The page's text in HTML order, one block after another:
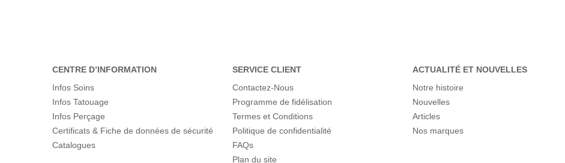
CENTRE D’INFORMATION
Infos Soins
Infos Tatouage
Infos Perçage
Certificats & Fiche de données de sécurité
Catalogues
SERVICE CLIENT
Contactez-Nous
Programme de fidélisation
Termes et Conditions
Politique de confidentialité
FAQs
Plan du site
ACTUALITÉ ET NOUVELLES
Notre histoire
Nouvelles
Articles
Nos marques